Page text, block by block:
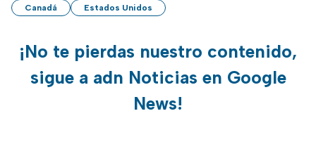
Canadá Estados Unidos
¡No te pierdas nuestro contenido,
sigue a adn Noticias en Google
News!